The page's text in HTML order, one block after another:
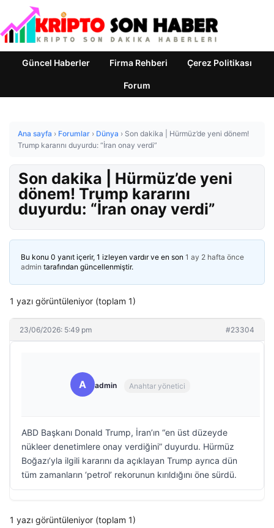
Güncel Haberler Firma Rehberi Çerez Politikası
Forum
Ana sayfa › Forumlar › Dünya › Son dakika | Hürmüz’de yeni dönem!
Trump kararını duyurdu: “İran onay verdi”
Son dakika | Hürmüz’de yeni
dönem! Trump kararını
duyurdu: “İran onay verdi”
Bu konu 0 yanıt içerir, 1 izleyen vardır ve en son 1 ay 2 hafta önce
admin tarafından güncellenmiştir.
1 yazı görüntüleniyor (toplam 1)
23/06/2026: 5:49 pm #23304
A admin Anahtar yönetici
ABD Başkanı Donald Trump, İran’ın “en üst düzeyde
nükleer denetimlere onay verdiğini” duyurdu. Hürmüz
Boğazı’yla ilgili kararını da açıklayan Trump ayrıca dün
tüm zamanların ‘petrol’ rekorunun kırıldığını öne sürdü.
1 yazı görüntüleniyor (toplam 1)